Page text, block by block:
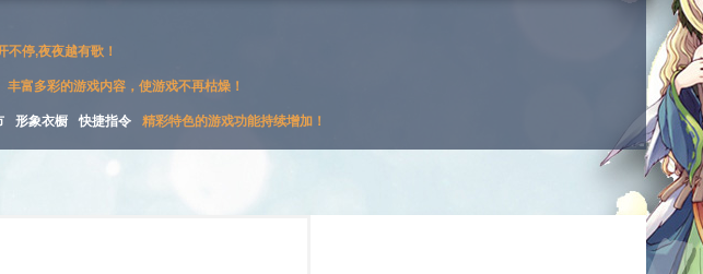
不停,夜夜越有歌！
丰富多彩的游戏内容，使游戏不再枯燥！
形象衣橱 快捷指令 精彩特色的游戏功能持续增加！